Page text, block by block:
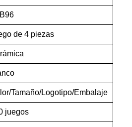
de 4 piezas
Tamaño/Logotipo/Embalaje
juegos